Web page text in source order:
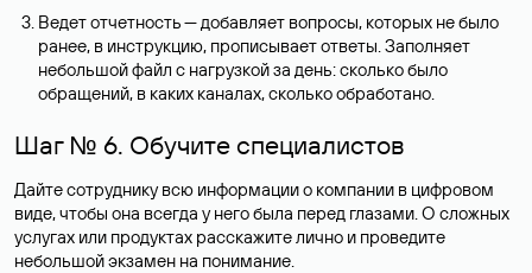
Ведет отчетность — добавляет вопросы, которых не было
ранее, в инструкцию, прописывает ответы. Заполняет
небольшой файл с нагрузкой за день: сколько было
обращений, в каких каналах, сколько обработано.
Шаг № 6. Обучите специалистов
Дайте сотруднику всю информации о компании в цифровом
виде, чтобы она всегда у него была перед глазами. О сложных
услугах или продуктах расскажите лично и проведите
небольшой экзамен на понимание.